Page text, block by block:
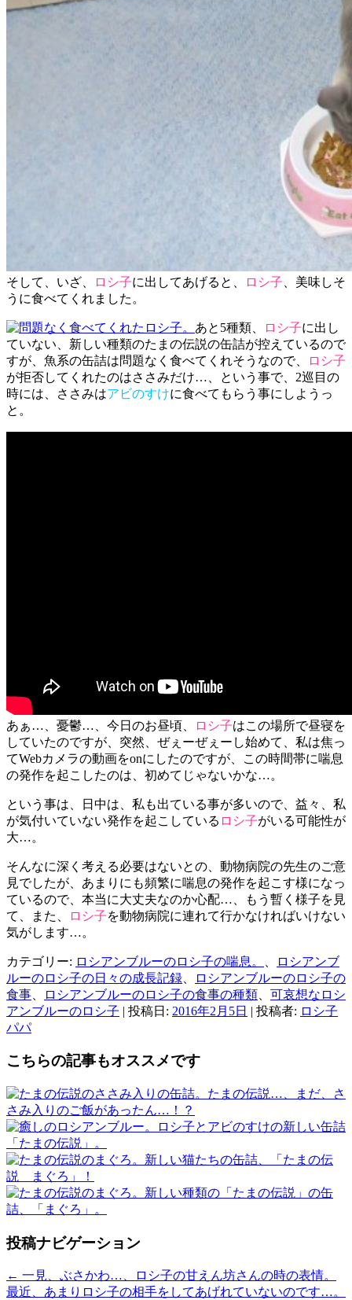
そして、いざ、 ロシ子に出してあげると、 ロシ子 、美味しそ
うに食べてくれました。
あと5種類、 ロシ子に出し
ていない、新しい種類のたまの伝説の缶詰が控えているので
すが、魚系の缶詰は問題なく食べてくれそうなので、
ロシ子
が拒否してくれたのはささみだけ…、という事で、2巡目の
時には、ささみはアビのすけに食べてもらう事にしようっ
と。
あぁ…、憂鬱…、今日のお昼頃、 ロシ子はこの場所で昼寝を
していたのですが、突然、ぜぇーぜぇーし始めて、私は焦っ
てWebカメラの動画をonにしたのですが、この時間帯に喘息
の発作を起こしたのは、初めてじゃないかな…。
という事は、日中は、私も出ている事が多いので、益々、私
が気付いていない発作を起こしている ロシ子がいる可能性が
大…。
そんなに深く考える必要はないとの、動物病院の先生のご意
見でしたが、あまりにも頻繁に喘息の発作を起こす様になっ
ているので、本当に大丈夫なのか心配…、もう暫く様子を見
て、また、
ロシ子を動物病院に連れて行かなければいけない
気がします…。
カテゴリー: ロシアンブルーのロシ子の喘息。
ロシアンブ
ルーのロシ子の日々の成長記録
ロシアンブルーのロシ子の
食事
ロシアンブルーのロシ子の食事の種類
可哀想なロシ
アンブルーのロシ子 | 投稿日: 2016年2月5日 | 投稿者: ロシ子
パパ
こちらの記事もオススメです
たまの伝説…、まだ、さ
さみ入りのご飯があったん…！？
ロシ子とアビのすけの新しい缶詰
「たまの伝説」。
新しい猫たちの缶詰、「たまの伝
説 まぐろ」！
新しい種類の「たまの伝説」の缶
詰、「まぐろ」。
投稿ナビゲーション
← 一見、ぶさかわ…、ロシ子の甘えん坊さんの時の表情。
最近、あまりロシ子の相手をしてあげれていないのです…。